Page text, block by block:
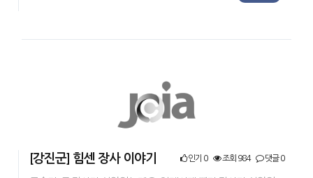
[강진군] 힘센 장사 이야기 인기 0 조회 984 댓글 0